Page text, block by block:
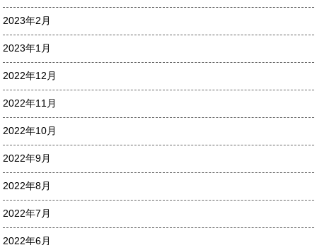
2023年2月
2023年1月
2022年12月
2022年11月
2022年10月
2022年9月
2022年8月
2022年7月
2022年6月